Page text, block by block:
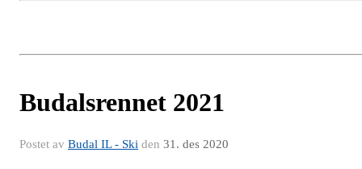
Budalsrennet 2021
Postet av Budal IL - Ski den 31. des 2020